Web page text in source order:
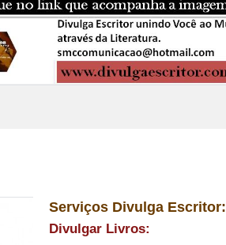
Serviços Divulga Escritor:
Divulgar Livros: